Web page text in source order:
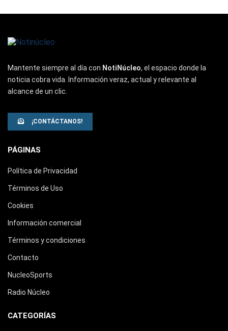
Mantente siempre al día con NotiNúcleo, el espacio donde la
noticia cobra vida. Información veraz, actual y relevante al
alcance de un clic.
¡CONTÁCTANOS!
PÁGINAS
Política de Privacidad
Términos de Uso
Cookies
Información comercial
Términos y condiciones
Contacto
NucleoSports
Radio Núcleo
CATEGORÍAS